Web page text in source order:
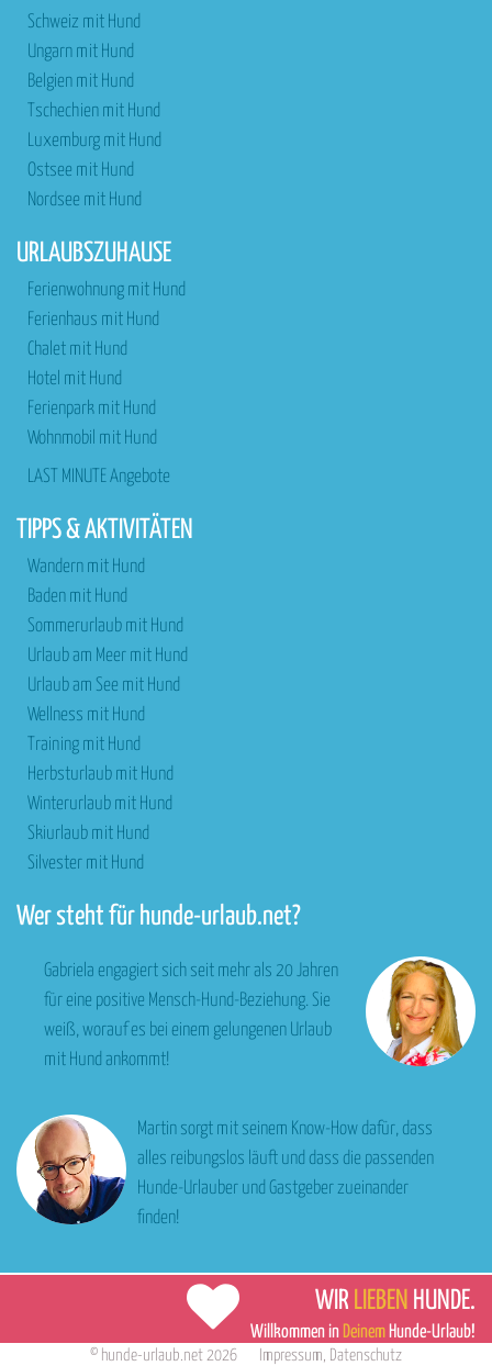
Schweiz mit Hund
Ungarn mit Hund
Belgien mit Hund
Tschechien mit Hund
Luxemburg mit Hund
Ostsee mit Hund
Nordsee mit Hund
URLAUBSZUHAUSE
Ferienwohnung mit Hund
Ferienhaus mit Hund
Chalet mit Hund
Hotel mit Hund
Ferienpark mit Hund
Wohnmobil mit Hund
LAST MINUTE Angebote
TIPPS & AKTIVITÄTEN
Wandern mit Hund
Baden mit Hund
Sommerurlaub mit Hund
Urlaub am Meer mit Hund
Urlaub am See mit Hund
Wellness mit Hund
Training mit Hund
Herbsturlaub mit Hund
Winterurlaub mit Hund
Skiurlaub mit Hund
Silvester mit Hund
Wer steht für hunde-urlaub.net?
Gabriela engagiert sich seit mehr als 20 Jahren
für eine positive Mensch-Hund-Beziehung. Sie
weiß, worauf es bei einem gelungenen Urlaub
mit Hund ankommt!
Martin sorgt mit seinem Know-How dafür, dass
alles reibungslos läuft und dass die passenden
Hunde-Urlauber und Gastgeber zueinander
finden!
WIR LIEBEN HUNDE.
Willkommen in Deinem Hunde-Urlaub!
© hunde-urlaub.net 2026 Impressum, Datenschutz